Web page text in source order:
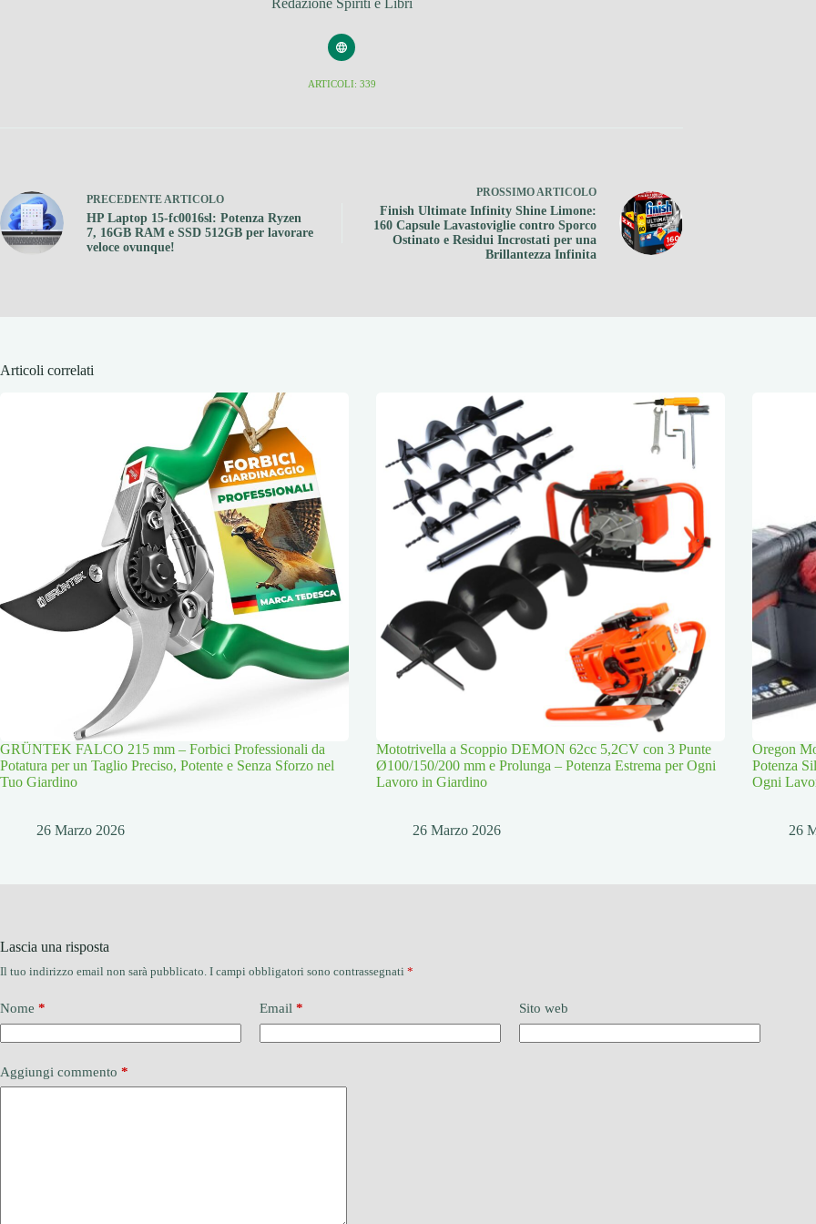
Redazione Spiriti e Libri
ARTICOLI: 339
PRECEDENTEARTICOLO
HP Laptop 15-fc0016sl: Potenza Ryzen
7, 16GB RAM e SSD 512GB per lavorare
veloce ovunque!
PROSSIMOARTICOLO
Finish Ultimate Infinity Shine Limone:
160 Capsule Lavastoviglie contro Sporco
Ostinato e Residui Incrostati per una
Brillantezza Infinita
Articoli correlati
GRÜNTEK FALCO 215 mm – Forbici Professionali da
Potatura per un Taglio Preciso, Potente e Senza Sforzo nel
Tuo Giardino
26 Marzo 2026
Mototrivella a Scoppio DEMON 62cc 5,2CV con 3 Punte
Ø100/150/200 mm e Prolunga – Potenza Estrema per Ogni
Lavoro in Giardino
26 Marzo 2026
Oregon
Potenza
Ogni
26
Lascia una risposta
Il tuo indirizzo email non sarà pubblicato. I campi obbligatori sono contrassegnati *
Nome * Email * Sito web
Aggiungi commento *